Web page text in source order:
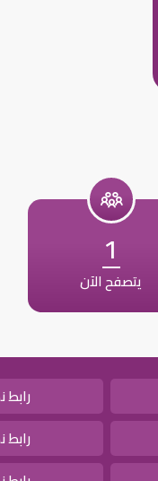
1
يتصفح الآن